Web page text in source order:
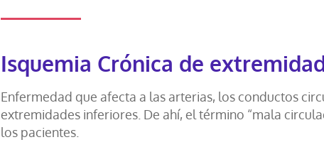
Isquemia Crónica de
Enfermedad que afecta a las arterias, los conductos
extremidades inferiores. De ahí, el término “mala
los pacientes.